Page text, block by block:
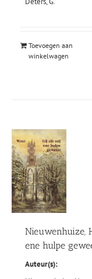
Toevoegen aan
winkelwagen
Nieuwenhuize,
ene hulpe
Auteur(s):